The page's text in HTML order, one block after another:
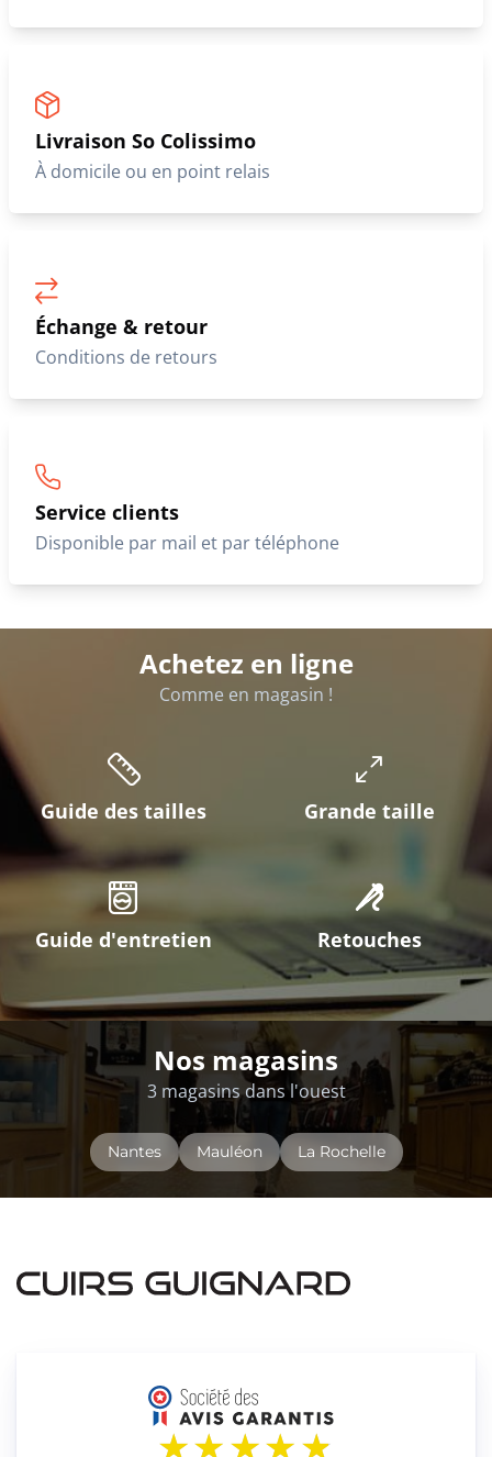
Livraison So Colissimo
À domicile ou en point relais
Échange & retour
Conditions de retours
Service clients
Disponible par mail et par téléphone
Achetez en ligne
Comme en magasin !
Guide des tailles Grande taille
Guide d'entretien Retouches
Nos magasins
3 magasins dans l'ouest
Nantes Mauléon La Rochelle